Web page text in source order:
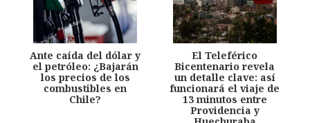
Ante caída del dólar y
el petróleo: ¿Bajarán
los precios de los
combustibles en
Chile?
El Teleférico
Bicentenario revela
un detalle clave: así
funcionará el viaje de
13 minutos entre
Providencia y